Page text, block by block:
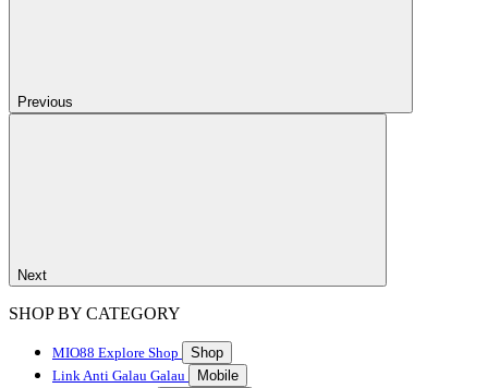
Previous
Next
SHOP BY CATEGORY
MIO88 Explore Shop
Shop
Link Anti Galau Galau
Mobile